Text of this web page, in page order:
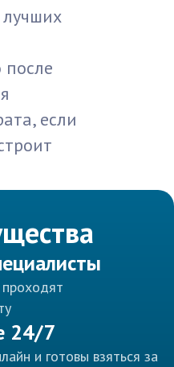
после
если
24/7
и готовы взяться за